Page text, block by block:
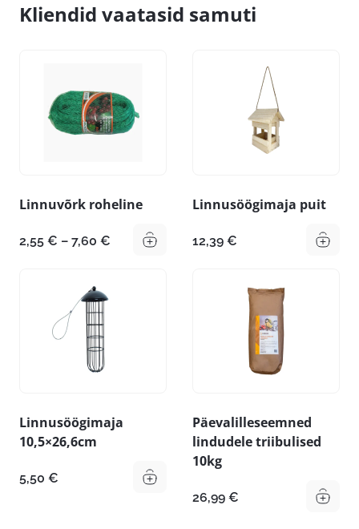
Kliendid vaatasid samuti
Linnuvõrk roheline
2,55 € – 7,60 € Hinnavahemik:
Linnusöögimaja puit
12,39 €
Linnusöögimaja
10,5×26,6cm
5,50 €
Päevalilleseemned
lindudele triibulised
10kg
26,99 €